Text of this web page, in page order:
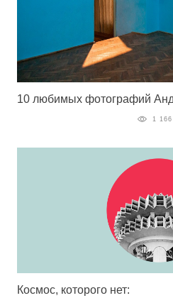
10 любимых фотографий
1 166
Космос, которого нет: